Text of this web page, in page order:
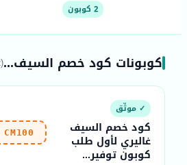
2 كوبون
كوبونات كود خصم السيف...(2)
✓ موثّق
كود خصم السيف
غاليري لأول طلب
كوبون توفير...
CM100